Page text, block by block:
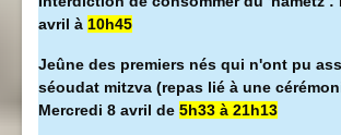
avril à 10h45
Jeûne des premiers nés qui n'ont pu
séoudat mitzva (repas lié à une
Mercredi 8 avril de 5h33 à 21h13